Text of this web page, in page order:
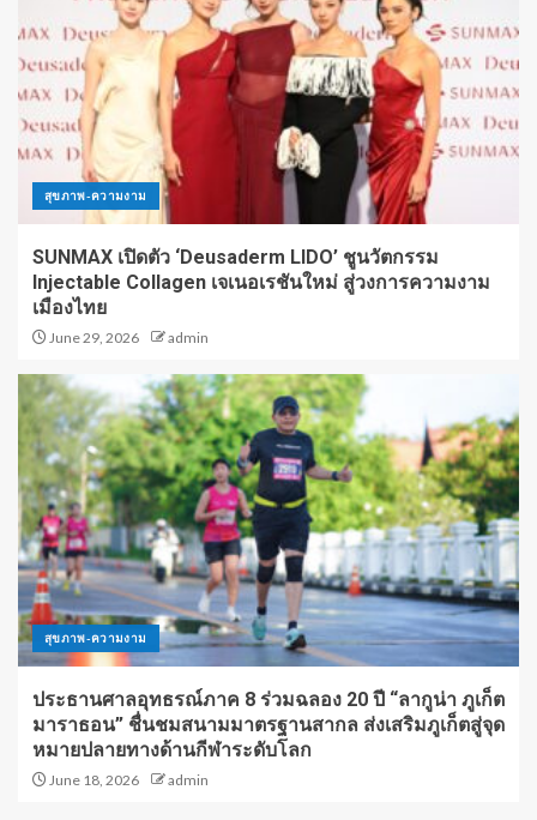
สุขภาพ-ความงาม
SUNMAX เปิดตัว ‘Deusaderm LIDO’ ชูนวัตกรรม
Injectable Collagen เจเนอเรชันใหม่ สู่วงการความงาม
เมืองไทย
June 29, 2026 admin
สุขภาพ-ความงาม
ประธานศาลอุทธรณ์ภาค 8 ร่วมฉลอง 20 ปี “ลากูน่า ภูเก็ต
มาราธอน” ชื่นชมสนามมาตรฐานสากล ส่งเสริมภูเก็ตสู่จุด
หมายปลายทางด้านกีฬาระดับโลก
June 18, 2026 admin